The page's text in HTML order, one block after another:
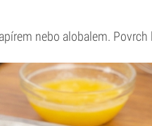
nebo alobalem.